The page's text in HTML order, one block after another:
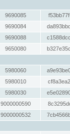
9690085
9690084
9690088
9650080
5980060
5980010
5980030
9000000590
9000000532